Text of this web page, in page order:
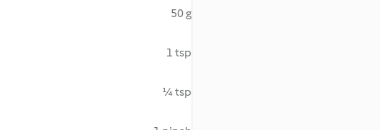
50 g
1 tsp
¼ tsp